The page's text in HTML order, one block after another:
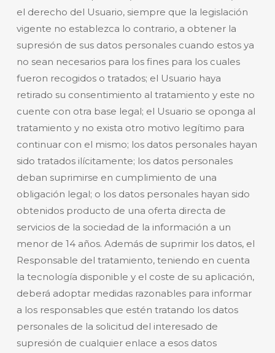
el derecho del Usuario, siempre que la legislación
vigente no establezca lo contrario, a obtener la
supresión de sus datos personales cuando estos ya
no sean necesarios para los fines para los cuales
fueron recogidos o tratados; el Usuario haya
retirado su consentimiento al tratamiento y este no
cuente con otra base legal; el Usuario se oponga al
tratamiento y no exista otro motivo legítimo para
continuar con el mismo; los datos personales hayan
sido tratados ilícitamente; los datos personales
deban suprimirse en cumplimiento de una
obligación legal; o los datos personales hayan sido
obtenidos producto de una oferta directa de
servicios de la sociedad de la información a un
menor de 14 años. Además de suprimir los datos, el
Responsable del tratamiento, teniendo en cuenta
la tecnología disponible y el coste de su aplicación,
deberá adoptar medidas razonables para informar
a los responsables que estén tratando los datos
personales de la solicitud del interesado de
supresión de cualquier enlace a esos datos